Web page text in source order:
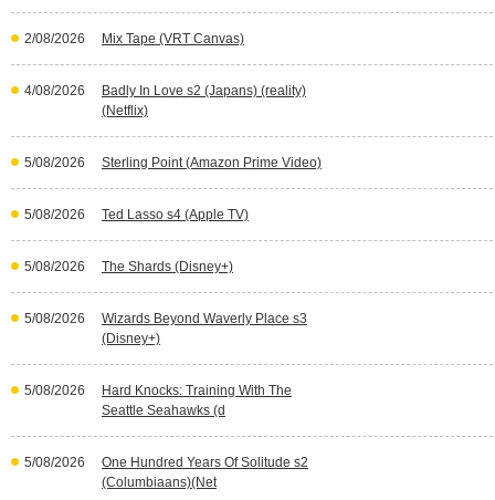
2/08/2026 Mix Tape (VRT Canvas)
4/08/2026
Badly In Love s2 (Japans) (reality)
(Netflix)
5/08/2026 Sterling Point (Amazon Prime Video)
5/08/2026 Ted Lasso s4 (Apple TV)
5/08/2026 The Shards (Disney+)
5/08/2026
Wizards Beyond Waverly Place s3
(Disney+)
5/08/2026
Hard Knocks: Training With The
Seattle Seahawks (d
5/08/2026
One Hundred Years Of Solitude s2
(Columbiaans)(Net